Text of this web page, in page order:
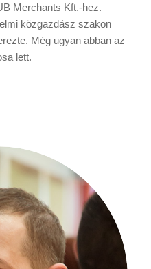
Merchants Kft.-hez.
közgazdász szakon
Még ugyan abban az
lett.